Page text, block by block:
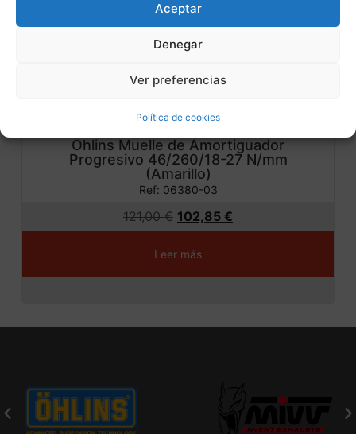
Aceptar
Denegar
Ver preferencias
Política de cookies
Öhlins Muelle de Amortiguador
Progresivo 46/260/18-27 N/mm
(Amarillo)
Ref: 06380-03
121,00€ 102,85 €
Leer más